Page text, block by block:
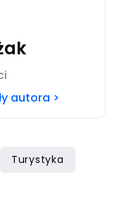
autora >
Turystyka